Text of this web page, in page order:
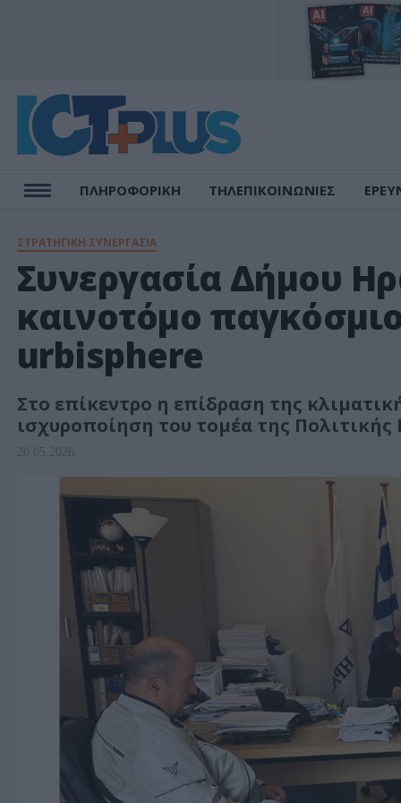
ΠΛΗΡΟΦΟΡΙΚΗ ΤΗΛΕΠΙΚΟΙΝΩΝΙΕΣ
ΣΤΡΑΤΗΓΙΚΗ ΣΥΝΕΡΓΑΣΙΑ
Συνεργασία Δήμου
καινοτόμο
urbisphere
Στο επίκεντρο η επίδραση της
ισχυροποίηση του τομέα της Πολιτικής
20.05.2026